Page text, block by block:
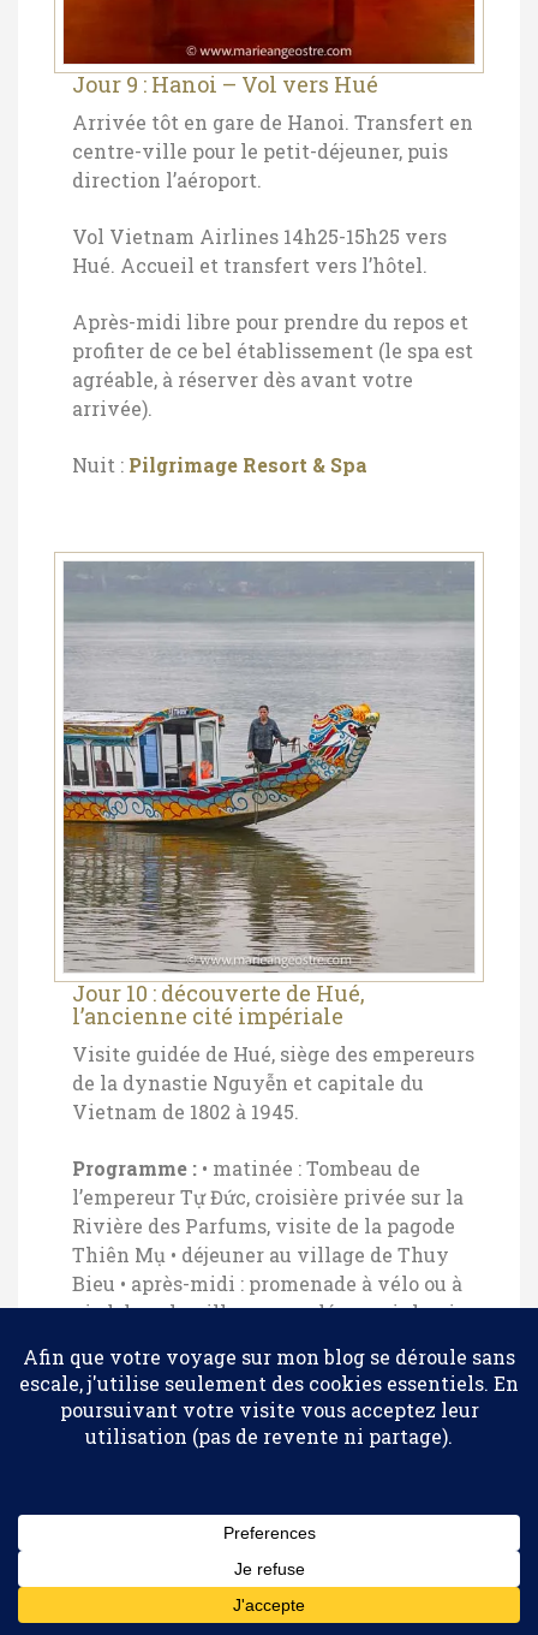
Jour 9 : Hanoi – Vol vers Hué
Arrivée tôt en gare de Hanoi. Transfert en
centre-ville pour le petit-déjeuner, puis
direction l’aéroport.
Vol Vietnam Airlines 14h25-15h25 vers
Hué. Accueil et transfert vers l’hôtel.
Après-midi libre pour prendre du repos et
profiter de ce bel établissement (le spa est
agréable, à réserver dès avant votre
arrivée).
Nuit : Pilgrimage Resort & Spa
Jour 10 : découverte de Hué,
l’ancienne cité impériale
Visite guidée de Hué, siège des empereurs
de la dynastie Nguyễn et capitale du
Vietnam de 1802 à 1945.
Programme : • matinée : Tombeau de
l’empereur Tự Đức, croisière privée sur la
Rivière des Parfums, visite de la pagode
Thiên Mụ • déjeuner au village de Thuy
Bieu • après-midi : promenade à vélo ou à
pied dans le village pour découvrir la vie
Dîner gastronomiqueaurestaurant Tinh
Gia Vien , une institution ! Menu de
cuisine impériale préparé par une cheffe
impériale. Les plats sont de véritables
œuvres d’art (fruits et légumes sculptés).
Réservation indispensable.
Nuit :Pilgrimage Resort & Spa
Confidentialité et cookies : ce site utilise des cookies. En continuant à
Pour en savoir plus, notamment sur la façon de contrôler les
Politique relative aux cookies